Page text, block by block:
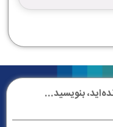
بنویسید...